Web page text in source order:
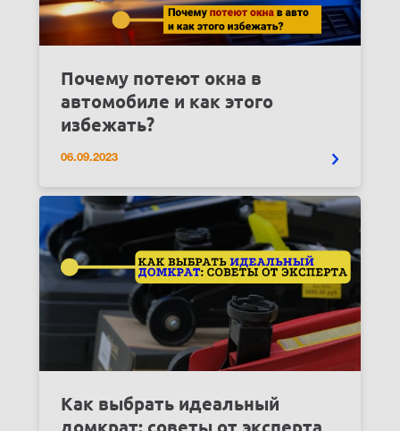
Почему потеют окна в
автомобиле и как этого
избежать?
06.09.2023
Как выбрать идеальный